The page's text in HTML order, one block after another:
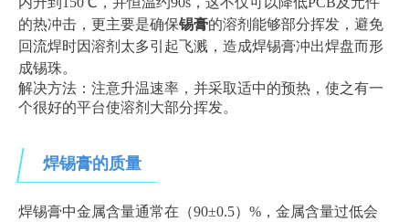
的热冲击，更主要是确保锡膏的溶剂能够部分挥发，避免
回流焊时因溶剂太多引起飞溅，造成焊锡膏冲出焊盘而形
成锡珠。
解决方法：注意升温速率，并采取适中的预热，使之有一
个很好的平台使溶剂大部分挥发。
焊锡膏的质量
焊锡膏中金属含量通常在（90±0.5）%，金属含量过低会